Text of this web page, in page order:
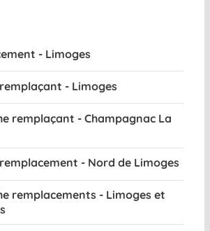
- Limoges
- Limoges
remplaçant - Champagnac La
- Nord de Limoges
remplacements - Limoges et